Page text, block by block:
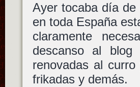
Ayer tocaba día
en toda España
claramente
descanso al
renovadas al
frikadas y demás.